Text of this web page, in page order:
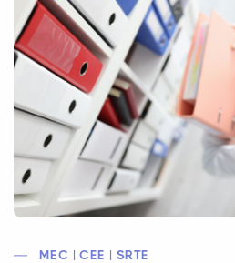
MEC | CEE | SRTE